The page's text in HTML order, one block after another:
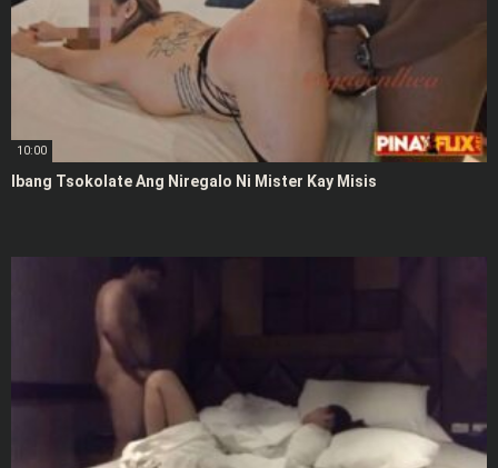
10:00
Ibang Tsokolate Ang Niregalo Ni Mister Kay Misis